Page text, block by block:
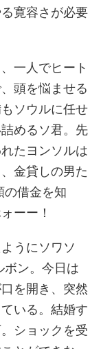
寛容さが必要
一人でヒート
頭を悩ませる
ソウルに任せ
めるソ君。先
たヨンソルは
金貸しの男た
の借金を知
ーー！
うにソワソ
ン。今日は
を開き、突然
いる。結婚す
ショックを受